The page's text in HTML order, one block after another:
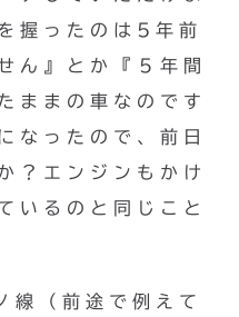
握ったのは5年前
ん』とか『５年間
ままの車なのです
なったので、前日
？エンジンもかけ
いるのと同じこと
線（前途で例えて